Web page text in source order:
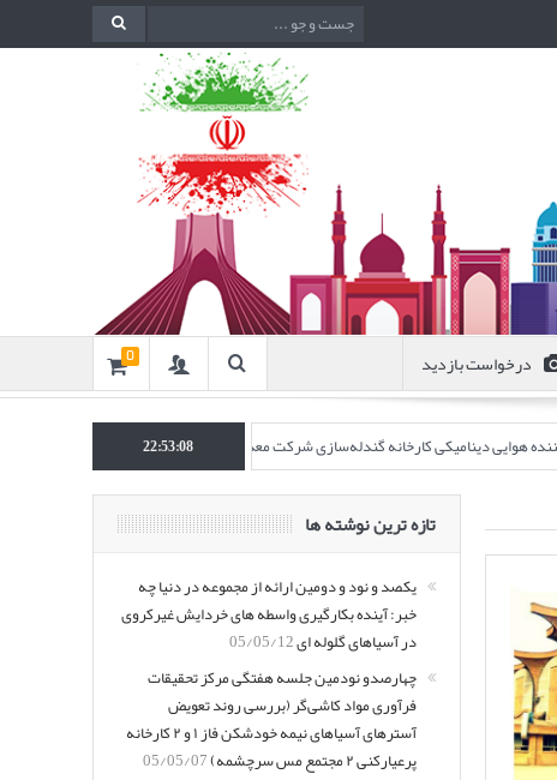
درخواست بازدید 0
هوایی دینامیکی کارخانه گندله‌سازی شرکت معدنی و صنعتی گل‌گهر” در نشریه
22:53:09
تازه ترین نوشته ها
یکصد و نود و دومین ارائه از مجموعه در دنیا چه
خبر: آینده بکارگیری واسطه های خردایش غیرکروی
در آسیاهای گلوله ای05/05/12
چهارصدو نودمین جلسه هفتگی مرکز تحقیقات
فرآوری مواد کاشی‌گر (بررسی روند تعویض
آسترهای آسیاهای نیمه خودشکن فاز ۱ و ۲ کارخانه
پرعیارکنی ۲ مجتمع مس سرچشمه)
05/05/07